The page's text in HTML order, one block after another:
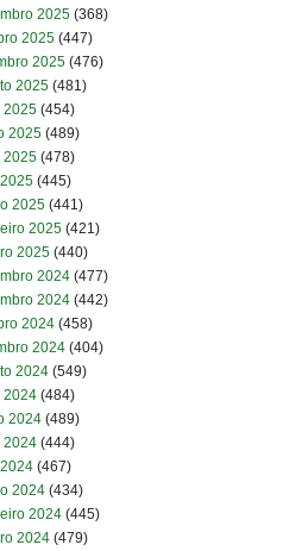
2025 (368)
2025 (447)
2025 (476)
2025 (481)
2025 (454)
2025 (489)
2025 (478)
(445)
2025 (441)
2025 (421)
2025 (440)
2024 (477)
2024 (442)
2024 (458)
2024 (404)
2024 (549)
2024 (484)
2024 (489)
2024 (444)
(467)
2024 (434)
2024 (445)
2024 (479)